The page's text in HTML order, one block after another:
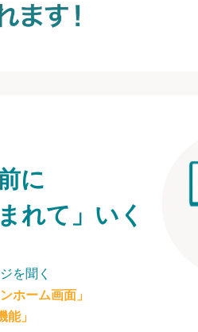
に
れて」いく
を聞く
ホーム画面」
能」